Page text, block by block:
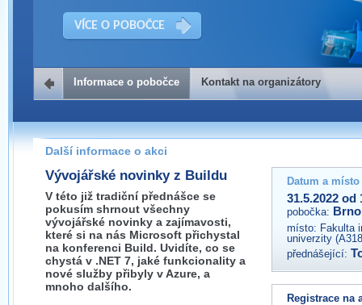
VÍCE O POBOČCE
Kontakt na organizátory
Pokud máte jakýkoliv dotaz na organizátory této akce,
prosím neváhejte nás kontaktovat na e-mailu:
brno@wug.cz
Informace o pobočce Kontakt na organizátory
Další informace o akci
Vývojářské novinky z Buildu
V této již tradiční přednášce se
pokusím shrnout všechny
vývojářské novinky a zajímavosti,
které si na nás Microsoft přichystal
na konferenci Build. Uvidíte, co se
chystá v .NET 7, jaké funkcionality a
nové služby přibyly v Azure, a
mnoho dalšího.
Datum a
31.5.2022 od
pobočka: Brno
místo: Fakulta
univerzity
přednášející:
Registrace na